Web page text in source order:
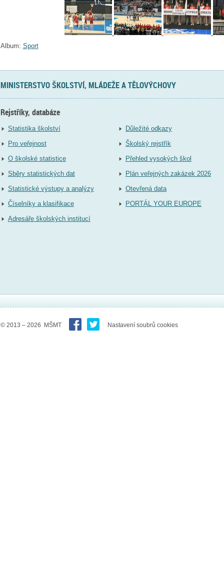
Album: Sport
MINISTERSTVO ŠKOLSTVÍ, MLÁDEŽE A TĚLOVÝCHOVY
Rejstříky, databáze
Statistika školství
Pro veřejnost
O školské statistice
Sběry statistických dat
Statistické výstupy a analýzy
Číselníky a klasifikace
Adresáře školských institucí
Důležité odkazy
Školský rejstřík
Přehled vysokých škol
Plán veřejných zakázek 2026
Otevřená data
PORTÁL YOUR EUROPE
© 2013 – 2026 MŠMT Nastavení soubrů cookies